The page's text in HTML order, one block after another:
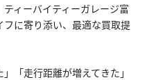
ィーバイティーガレージ富
に寄り添い、最適な買取提
「走行距離が増えてきた」